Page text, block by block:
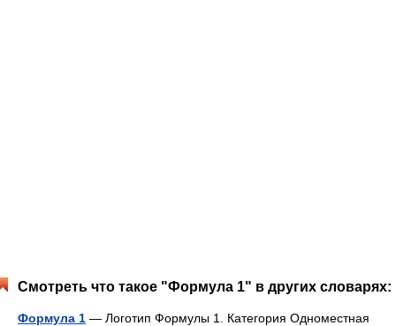
Смотреть что такое "Формула 1" в других словарях:
Формула 1 — Логотип Формулы 1. Категория Одноместная